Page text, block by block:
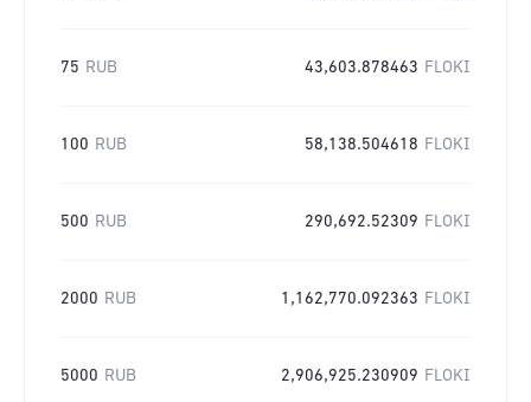
75 RUB 43,603.878463 FLOKI
100 RUB 58,138.504618 FLOKI
500 RUB 290,692.52309 FLOKI
2000 RUB 1,162,770.092363 FLOKI
5000 RUB 2,906,925.230909 FLOKI